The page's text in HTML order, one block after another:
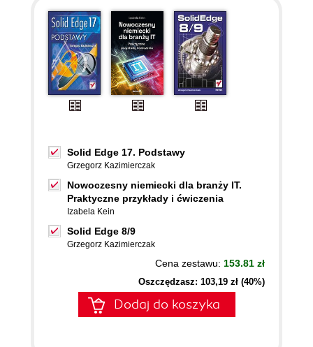
Solid Edge 17. Podstawy
Grzegorz Kazimierczak
Nowoczesny niemiecki dla branży IT.
Praktyczne przykłady i ćwiczenia
Izabela Kein
Solid Edge 8/9
Grzegorz Kazimierczak
Cena zestawu: 153.81 zł
Oszczędzasz: 103,19 zł (40%)
Dodaj do koszyka